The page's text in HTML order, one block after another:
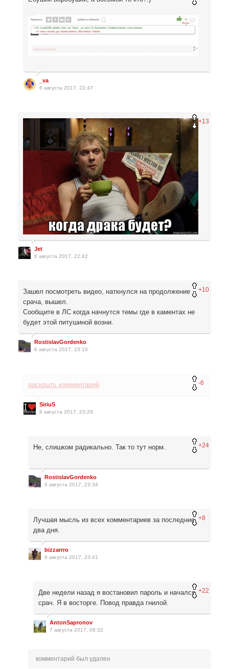
_va
6 августа 2017, 22:47
+13
Jet
6 августа 2017, 22:42
+10
Зашел посмотреть видео, наткнулся на продолжение
срача, вышел.
Сообщите в ЛС когда начнутся темы где в каментах не
будет этой питушиной возни.
RostislavGordenko
6 августа 2017, 23:16
-6
раскрыть комментарий
SiriuS
6 августа 2017, 23:29
+24
Не, слишком радикально. Так то тут норм.
RostislavGordenko
6 августа 2017, 23:34
+8
Лучшая мысль из всех комментариев за последние
два дня.
bizzarrro
6 августа 2017, 23:41
+22
Две недели назад я востановил пароль и начался
срач. Я в восторге. Повод правда гнилой.
AntonSapronov
7 августа 2017, 08:32
комментарий был удален